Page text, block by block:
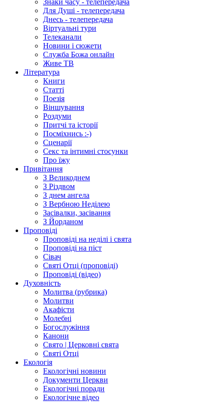
Знаки часу - телепередача
Для Душі - телепередача
Днесь - телепередача
Віртуальні тури
Телеканали
Новини і сюжети
Служба Божа онлайн
Живе ТВ
Література
Книги
Статті
Поезія
Віншування
Роздуми
Притчі та історії
Посміхнись :-)
Сценарії
Секс та інтимні стосунки
Про їжу
Привітання
З Великоднем
З Різдвом
З днем ангела
З Вербною Неділею
Засівалки, засівання
З Йорданом
Проповіді
Проповіді на неділі і свята
Проповіді на піст
Сівач
Святі Отці (проповіді)
Проповіді (відео)
Духовність
Молитва (рубрика)
Молитви
Акафісти
Молебні
Богослужіння
Канони
Свято | Церковні свята
Святі Отці
Екологія
Екологічні новини
Документи Церкви
Екологічні поради
Екологічне відео